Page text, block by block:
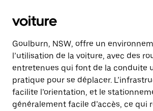
voiture
Goulburn, NSW, offre un
l’utilisation de la voiture, avec des
entretenues qui font de la conduite
pratique pour se déplacer.
facilite l’orientation, et le
généralement facile d’accès, ce qui